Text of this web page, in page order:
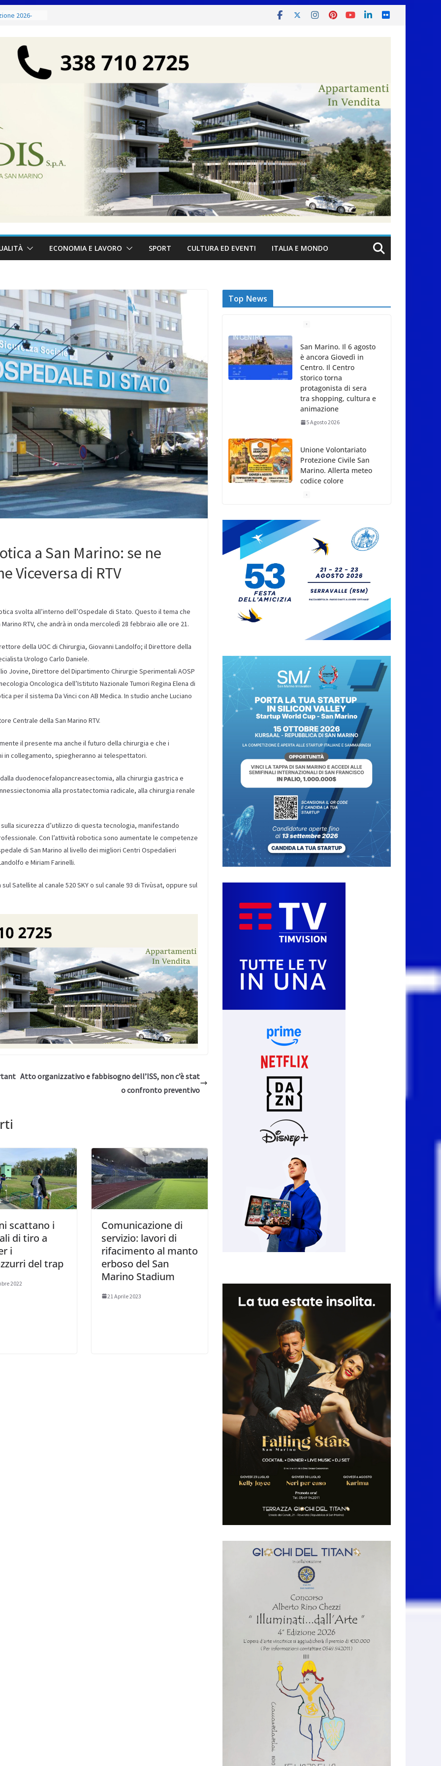
Contest:
il titolo
si
Civile
codice colore
estreme
ECONOMIA E LAVORO SPORT CULTURA ED EVENTI ITALIA E MONDO
a San Marino: se ne
Viceversa di RTV
svolta all’interno dell’Ospedale di Stato. Questo il tema che
RTV, che andrà in onda mercoledì 28 febbraio alle ore 21.
della UOC di Chirurgia, Giovanni Landolfo; il Direttore della
Urologo Carlo Daniele.
Jovine, Direttore del Dipartimento Chirurgie Sperimentali AOSP
Oncologica dell’Istituto Nazionale Tumori Regina Elena di
per il sistema Da Vinci con AB Medica. In studio anche Luciano
Centrale della San Marino RTV.
il presente ma anche il futuro della chirurgia e che i
in collegamento, spiegheranno ai telespettatori.
duodenocefalopancreasectomia, alla chirurgia gastrica e
alla prostatectomia radicale, alla chirurgia renale
sicurezza d’utilizzo di questa tecnologia, manifestando
Con l’attività robotica sono aumentate le competenze
di San Marino al livello dei migliori Centri Ospedalieri
e Miriam Farinelli.
Satellite al canale 520 SKY o sul canale 93 di Tivùsat, oppure sul
Atto organizzativo e fabbisogno dell’ISS, non c’è stat
o confronto preventivo
scattano i
di tiro a
i
del trap
2022
Comunicazione di
servizio: lavori di
rifacimento al manto
erboso del San
Marino Stadium
21 Aprile 2023
Top News
Unione Volontariato
Protezione Civile San
Marino. Allerta meteo
codice colore
Arancione per
temperature estreme
5 Agosto 2026
Song Contest: aperte le
iscrizioni all’edizione
2026-2027
5 Agosto 2026
vince il titolo
sammarinese,
Armando Rodà si
aggiudicail Gran Prix
5 Agosto 2026
Pesca sportiva, tre
prove di campionato
tra acque dolci e di
5 Agosto 2026
San Marino. Il 6 agosto
è ancora Giovedì in
Centro. Il Centro
storico torna
protagonista di sera
tra shopping, cultura e
animazione
5 Agosto 2026